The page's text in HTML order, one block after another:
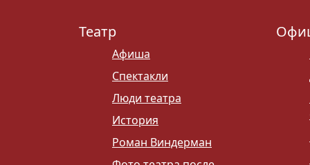
Театр
Афиша
Спектакли
Люди театра
История
Роман Виндерман